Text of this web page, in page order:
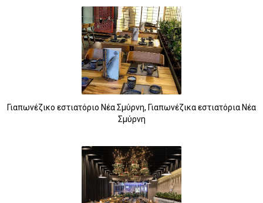
Γιαπωνέζικο εστιατόριο Νέα Σμύρνη, Γιαπωνέζικα εστιατόρια Νέα
Σμύρνη